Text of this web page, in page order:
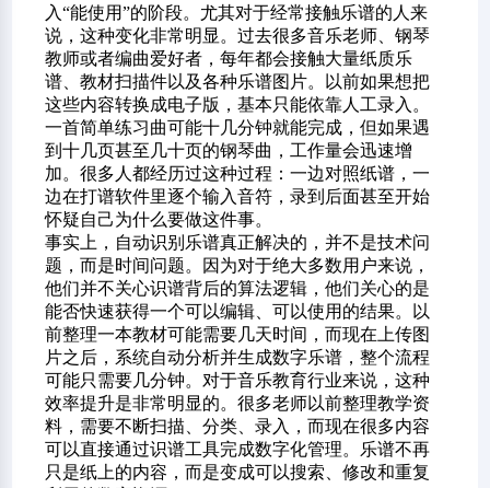
入“能使用”的阶段。尤其对于经常接触乐谱的人来
说，这种变化非常明显。过去很多音乐老师、钢琴
教师或者编曲爱好者，每年都会接触大量纸质乐
谱、教材扫描件以及各种乐谱图片。以前如果想把
这些内容转换成电子版，基本只能依靠人工录入。
一首简单练习曲可能十几分钟就能完成，但如果遇
到十几页甚至几十页的钢琴曲，工作量会迅速增
加。很多人都经历过这种过程：一边对照纸谱，一
边在打谱软件里逐个输入音符，录到后面甚至开始
怀疑自己为什么要做这件事。
事实上，自动识别乐谱真正解决的，并不是技术问
题，而是时间问题。因为对于绝大多数用户来说，
他们并不关心识谱背后的算法逻辑，他们关心的是
能否快速获得一个可以编辑、可以使用的结果。以
前整理一本教材可能需要几天时间，而现在上传图
片之后，系统自动分析并生成数字乐谱，整个流程
可能只需要几分钟。对于音乐教育行业来说，这种
效率提升是非常明显的。很多老师以前整理教学资
料，需要不断扫描、分类、录入，而现在很多内容
可以直接通过识谱工具完成数字化管理。乐谱不再
只是纸上的内容，而是变成可以搜索、修改和重复